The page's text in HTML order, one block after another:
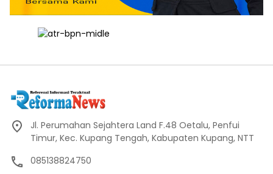
Jl. Perumahan Sejahtera Land F.48 Oetalu, Penfui
Timur, Kec. Kupang Tengah, Kabupaten Kupang, NTT
085138824750